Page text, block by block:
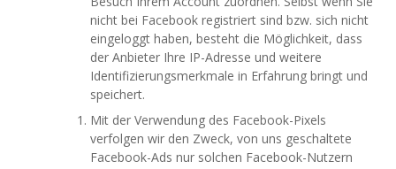
nicht bei Facebook registriert sind bzw. sich nicht
eingeloggt haben, besteht die Möglichkeit, dass
der Anbieter Ihre IP-Adresse und weitere
Identifizierungsmerkmale in Erfahrung bringt und
speichert.
Mit der Verwendung des Facebook-Pixels
verfolgen wir den Zweck, von uns geschaltete
Facebook-Ads nur solchen Facebook-Nutzern